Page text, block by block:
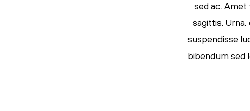
sed ac. Amet
sagittis.
suspendisse
bibendum sed